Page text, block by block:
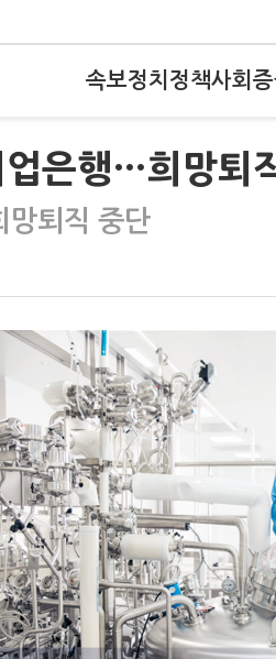
속보정치 정책사회
은행…희망퇴
퇴직 중단